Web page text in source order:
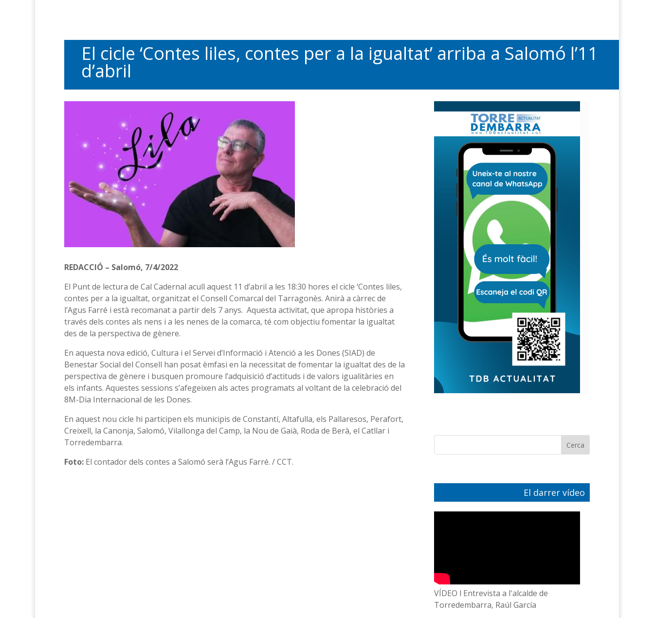
El cicle ‘Contes liles, contes per a la igualtat’ arriba a Salomó l’11
d’abril
REDACCIÓ – Salomó, 7/4/2022
El Punt de lectura de Cal Cadernal acull aquest 11 d’abril a les 18:30 hores el cicle ‘Contes liles,
contes per a la igualtat, organitzat el Consell Comarcal del Tarragonès. Anirà a càrrec de
l’Agus Farré i està recomanat a partir dels 7 anys. Aquesta activitat, que apropa històries a
través dels contes als nens i a les nenes de la comarca, té com objectiu fomentar la igualtat
des de la perspectiva de gènere.
En aquesta nova edició, Cultura i el Servei d’Informació i Atenció a les Dones (SIAD) de
Benestar Social del Consell han posat èmfasi en la necessitat de fomentar la igualtat des de la
perspectiva de gènere i busquen promoure l’adquisició d’actituds i de valors igualitàries en
els infants. Aquestes sessions s’afegeixen als actes programats al voltant de la celebració del
8M-Dia Internacional de les Dones.
En aquest nou cicle hi participen els municipis de Constantí, Altafulla, els Pallaresos, Perafort,
Creixell, la Canonja, Salomó, Vilallonga del Camp, la Nou de Gaià, Roda de Berà, el Catllar i
Torredembarra.
Foto: El contador dels contes a Salomó serà l’Agus Farré. / CCT.
El darrer vídeo
VÍDEO l Entrevista a l'alcalde de
Torredembarra, Raúl García